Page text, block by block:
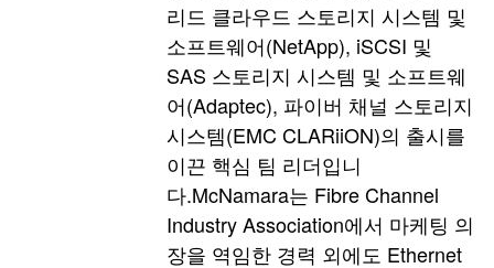
리드 클라우드 스토리지 시스템 및
소프트웨어(NetApp), iSCSI 및
SAS 스토리지 시스템 및 소프트웨
어(Adaptec), 파이버 채널 스토리지
시스템(EMC CLARiiON)의 출시를
이끈 핵심 팀 리더입니
다.McNamara는 Fibre Channel
Industry Association에서 마케팅 의
장을 역임한 경력 외에도 Ethernet